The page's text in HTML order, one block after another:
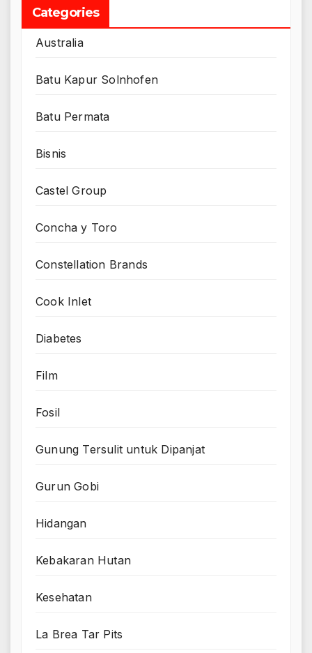
Categories
Australia
Batu Kapur Solnhofen
Batu Permata
Bisnis
Castel Group
Concha y Toro
Constellation Brands
Cook Inlet
Diabetes
Film
Fosil
Gunung Tersulit untuk Dipanjat
Gurun Gobi
Hidangan
Kebakaran Hutan
Kesehatan
La Brea Tar Pits